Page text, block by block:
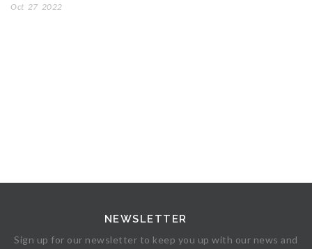
Oct 27 2022
NEWSLETTER
Sign up for our newsletter to keep you up with our news and